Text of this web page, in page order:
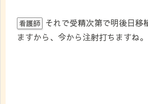
看護師 それで受精次第で明後日移
ますから、今から注射打ちますね。